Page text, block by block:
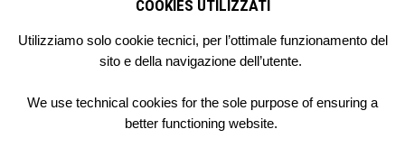
09578670961‬ | È vietato ogni utilizzo (anche parziale) dei
contenuti autorali e industriali del presente sito (testo, immagini,
fotografie, titolo, nomi, segni distintivi…) atto all’addestramento
di sistemi di intelligenza artificiale, così come l’utilizzo di mezzi
COOKIES UTILIZZATI
Utilizziamo solo cookie tecnici, per l’ottimale funzionamento del
sito e della navigazione dell’utente.
We use technical cookies for the sole purpose of ensuring a
better functioning website.